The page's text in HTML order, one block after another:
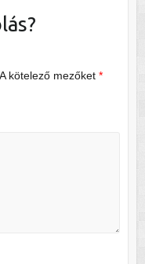
A kötelező mezőket *